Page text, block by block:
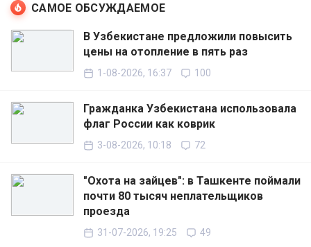
САМОЕ ОБСУЖДАЕМОЕ
В Узбекистане предложили повысить
цены на отопление в пять раз
1-08-2026, 16:37 100
Гражданка Узбекистана использовала
флаг России как коврик
3-08-2026, 10:18 72
"Охота на зайцев": в Ташкенте поймали
почти 80 тысяч неплательщиков
проезда
31-07-2026, 19:25 49